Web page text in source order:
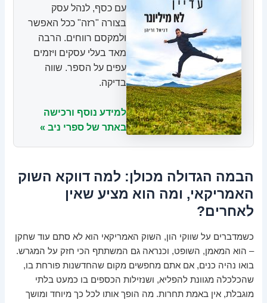
עם כסף, לנהל עסק
בצורה "רזה" ככל האפשר
ולמקסם רווחים. הרבה
מאד בעלי עסקים ויזמים
עפים על הספר. שווה
בדיקה.
למידע נוסף ורכישה
באתר של ספרי ניב »
הבמה הגדולה מכולן: למה דווקא השוק
האמריקאי, ומה הוא מציע שאין
לאחרים?
כשמדברים על שווקי הון, השוק האמריקאי הוא לא סתם עוד שחקן
– הוא המאמן, השופט, וכנראה גם המשתתף הכי חזק על המגרש.
בואו נהיה כנים, אם אתם מחפשים מקום שהחדשנות פורחת בו,
שהכלכלה מגוונת להפליא, ושנזילות הכספים בו כמעט בלתי
מוגבלת, אין באמת תחרות. מה הופך אותו לכל כך מיוחד ומושך